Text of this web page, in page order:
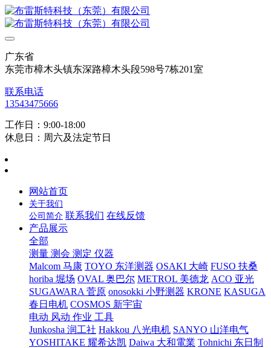
广东省
东莞市樟木头镇东深路樟木头段598号7栋201室
联系电话
13543475666
工作日：9:00-18:00
休息日：周六及法定节日
网站首页
关于我们
公司简介 联系我们 在线反馈
产品展示
全部
测量 测会 测定 仪器
Malcom 马康 TOYO 东洋测器 OSAKI 大崎 FUSO 扶桑
horiba 堀场 OVAL 奥巴尔 METROL 美德龙 ACO 亚光
SUGAWARA 菅原 onosokki 小野测器 KRONE KASUGA
春日电机 COSMOS 新宇宙
电动 风动 作业 工具
Junkosha 润工社 Hakkou 八光电机 SANYO 山洋电气
YOSHITAKE 耀希达凯 Daiwa 大和電業 Tohnichi 东日制